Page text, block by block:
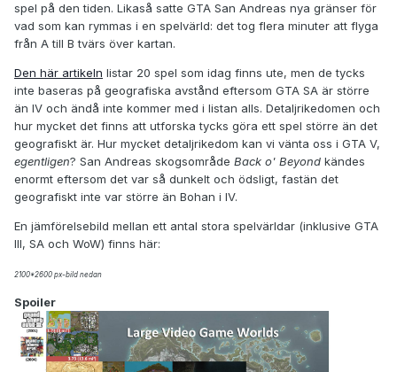
spel på den tiden. Likaså satte GTA San Andreas nya gränser för
vad som kan rymmas i en spelvärld: det tog flera minuter att flyga
från A till B tvärs över kartan.
Den här artikeln listar 20 spel som idag finns ute, men de tycks
inte baseras på geografiska avstånd eftersom GTA SA är större
än IV och ändå inte kommer med i listan alls. Detaljrikedomen och
hur mycket det finns att utforska tycks göra ett spel större än det
geografiskt är. Hur mycket detaljrikedom kan vi vänta oss i GTA V,
egentligen? San Andreas skogsområde Back o' Beyond kändes
enormt eftersom det var så dunkelt och ödsligt, fastän det
geografiskt inte var större än Bohan i IV.
En jämförelsebild mellan ett antal stora spelvärldar (inklusive GTA
III, SA och WoW) finns här:
2100*2600 px-bild nedan
Spoiler